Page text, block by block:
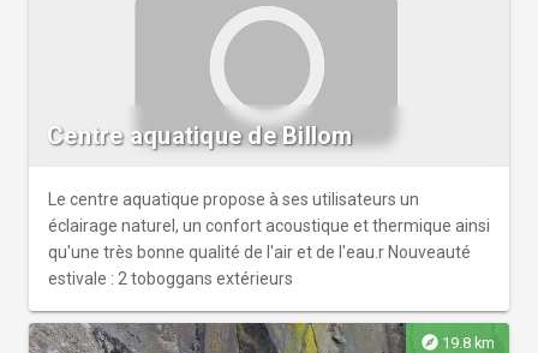
Centre aquatique de Billom
Le centre aquatique propose à ses utilisateurs un
éclairage naturel, un confort acoustique et thermique ainsi
qu'une très bonne qualité de l'air et de l'eau.r Nouveauté
estivale : 2 toboggans extérieurs
explore 19.8 km